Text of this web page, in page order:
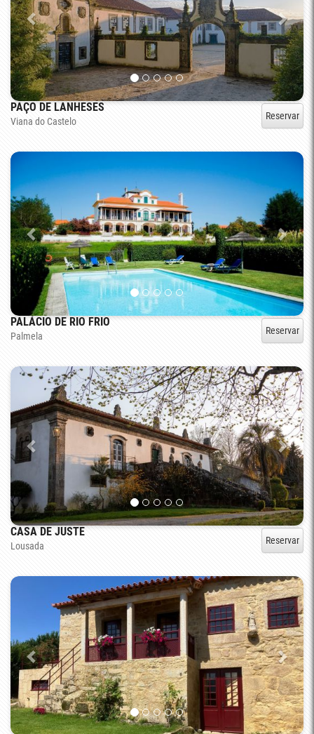
PAÇO DE LANHESES
Viana do Castelo Reservar
PALÁCIO DE RIO FRIO
Palmela Reservar
CASA DE JUSTE
Lousada Reservar